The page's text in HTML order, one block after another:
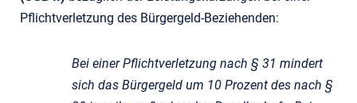
Pflichtverletzung des Bürgergeld-Beziehenden:
Bei einer Pflichtverletzung nach § 31 mindert
sich das Bürgergeld um 10 Prozent des nach §